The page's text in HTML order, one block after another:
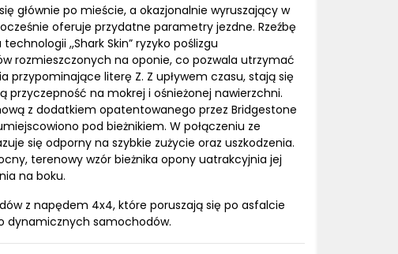
głównie po mieście, a okazjonalnie wyruszający w
oferuje przydatne parametry jezdne. Rzeźbę
,,Shark Skin” ryzyko poślizgu
rozmieszczonych na oponie, co pozwala utrzymać
literę Z. Z upływem czasu, stają się
przyczepność na mokrej i ośnieżonej nawierzchni.
z dodatkiem opatentowanego przez Bridgestone
pod bieżnikiem. W połączeniu ze
się odporny na szybkie zużycie oraz uszkodzenia.
terenowy wzór bieżnika opony uatrakcyjnia jej
na boku.
z napędem 4x4, które poruszają się po asfalcie
dynamicznych samochodów.